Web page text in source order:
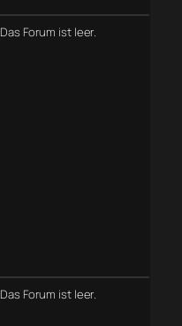
Das Forum ist leer.
Das Forum ist leer.